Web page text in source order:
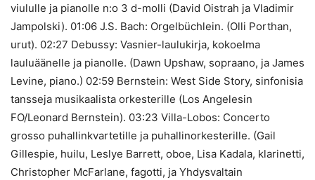
viululle ja pianolle n:o 3 d-molli (David Oistrah ja Vladimir
Jampolski). 01:06 J.S. Bach: Orgelbüchlein. (Olli Porthan,
urut). 02:27 Debussy: Vasnier-laulukirja, kokoelma
lauluäänelle ja pianolle. (Dawn Upshaw, sopraano, ja James
Levine, piano.) 02:59 Bernstein: West Side Story, sinfonisia
tansseja musikaalista orkesterille (Los Angelesin
FO/Leonard Bernstein). 03:23 Villa-Lobos: Concerto
grosso puhallinkvartetille ja puhallinorkesterille. (Gail
Gillespie, huilu, Leslye Barrett, oboe, Lisa Kadala, klarinetti,
Christopher McFarlane, fagotti, ja Yhdysvaltain